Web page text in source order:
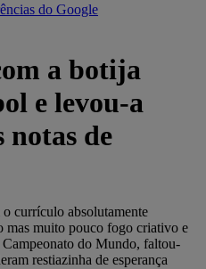
do Google
a botija
e levou-a
notas de
currículo absolutamente
mas muito pouco fogo criativo e
do Mundo, faltou-
restiazinha de esperança